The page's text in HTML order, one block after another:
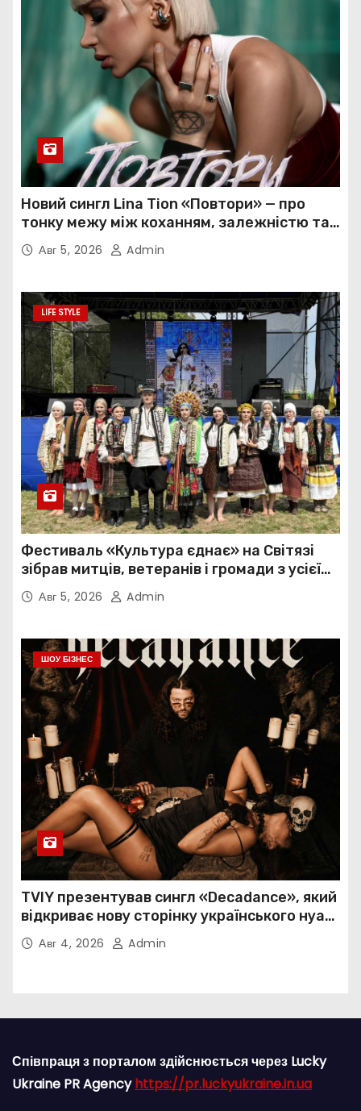
Новий сингл Lina Tion «Повтори» — про
тонку межу між коханням, залежністю та
нав’язливою прив’язаністю
Авг 5, 2026 Admin
LIFE STYLE
Фестиваль «Культура єднає» на Світязі
зібрав митців, ветеранів і громади з усієї
України
Авг 5, 2026 Admin
ШОУ БІЗНЕС
TVIY презентував сингл «Decadance», який
відкриває нову сторінку українського нуар-
попуАвг 4, 2026 Admin
Співпраця з порталом здійснюється через Lucky
Ukraine PR Agencyhttps://pr.luckyukraine.in.ua